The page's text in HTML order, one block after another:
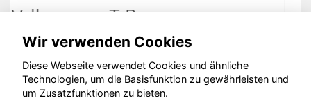
Opel Mokka
© konjunkturmotor.de GmbH 2020 - 2026
Wir verwenden Cookies
Diese Webseite verwendet Cookies und ähnliche
Technologien, um die Basisfunktion zu gewährleisten und
um Zusatzfunktionen zu bieten.